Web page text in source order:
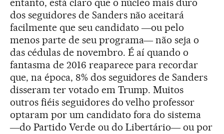
entanto, está claro que o núcleo mais duro
dos seguidores de Sanders não aceitará
facilmente que seu candidato ―ou pelo
menos parte de seu programa― não seja o
das cédulas de novembro. É aí quando o
fantasma de 2016 reaparece para recordar
que, na época, 8% dos seguidores de Sanders
disseram ter votado em Trump. Muitos
outros fiéis seguidores do velho professor
optaram por um candidato fora do sistema
―do Partido Verde ou do Libertário― ou por